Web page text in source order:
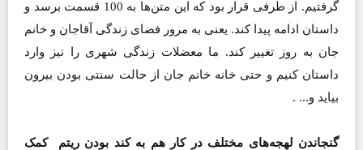
گرفتیم. از طرفی قرار بود که این متن‌ها به 100 قسمت برسد و
داستان ادامه پیدا کند. یعنی به مرور فضای زندگی آقاجان و خانم
جان به روز تغییر کند. ما معضلات زندگی شهری را نیز وارد
داستان کنیم و حتی خانه خانم جان از حالت سنتی بودن بیرون
بیاید و... .
گنجاندن لهجه‌های مختلف در کار هم به کند بودن ریتم کمک